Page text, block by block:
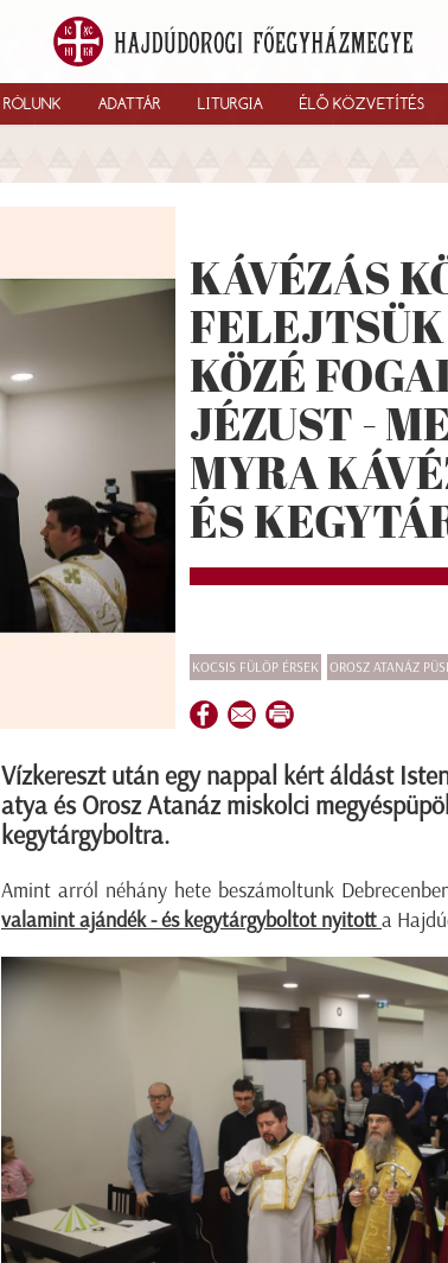
RÓLUNK ADATTÁR LITURGIA ÉLŐ KÖZVETÍTÉS
KÁVÉZÁS
KÖZÉ
JÉZUST -
MYRA
ÉS
KOCSIS FÜLÖP ÉRSEK OROSZ ATANÁZ
Vízkereszt után egy nappal kért áldást
atya és Orosz Atanáz miskolci
kegytárgyboltra.
Amint arról néhány hete beszámoltunk
valamint ajándék - és kegytárgyboltot nyitotta